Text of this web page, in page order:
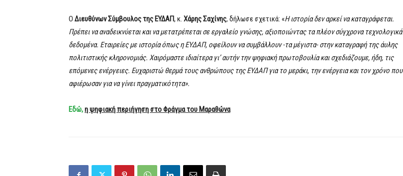
Ο Διευθύνων Σύμβουλος της ΕΥΔΑΠ, κ. Χάρης Σαχίνης, δήλωσε σχετικά: «Η ιστορία δεν αρκεί να καταγράφεται.
Πρέπει να αναδεικνύεται και να μετατρέπεται σε εργαλείο γνώσης, αξιοποιώντας τα πλέον σύγχρονα τεχνολογικά
δεδομένα. Εταιρείες με ιστορία όπως η ΕΥΔΑΠ, οφείλουν να συμβάλλουν -τα μέγιστα- στην καταγραφή της άυλης
πολιτιστικής κληρονομιάς. Χαιρόμαστε ιδιαίτερα γι’ αυτήν την ψηφιακή πρωτοβουλία και σχεδιάζουμε, ήδη, τις
επόμενες ενέργειες. Ευχαριστώ θερμά τους ανθρώπους της ΕΥΔΑΠ για το μεράκι, την ενέργεια και τον χρόνο που
αφιέρωσαν για να γίνει πραγματικότητα».
Εδώ,η ψηφιακή περιήγηση στο Φράγμα του Μαραθώνα